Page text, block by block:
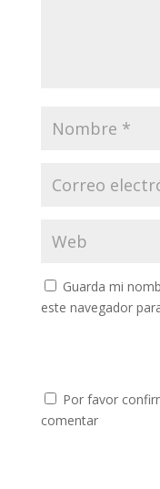
Guarda mi
este navegador
Por favor
comentar